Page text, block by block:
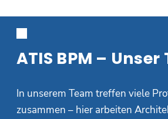
ATIS BPM – Unser
In unserem Team treffen viele
zusammen – hier arbeiten